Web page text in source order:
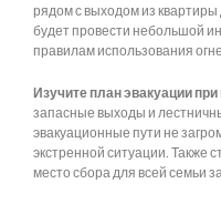
рядом с выходом из
будет провести небольшой
правилам использования
Изучите план эвакуации
запасные выходы и
эвакуационные пути не
экстренной ситуации. Также
место сбора для всей семьи